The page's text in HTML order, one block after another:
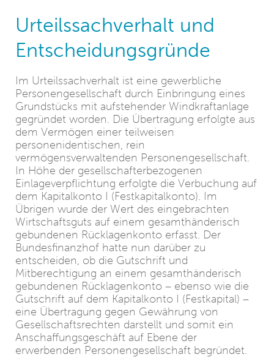
Urteilssachverhalt und
Entscheidungsgründe
Im Urteilssachverhalt ist eine gewerbliche
Personengesellschaft durch Einbringung eines
Grundstücks mit aufstehender Windkraftanlage
gegründet worden. Die Übertragung erfolgte aus
dem Vermögen einer teilweisen
personenidentischen, rein
vermögensverwaltenden Personengesellschaft.
In Höhe der gesellschafterbezogenen
Einlageverpflichtung erfolgte die Verbuchung auf
dem Kapitalkonto I (Festkapitalkonto). Im
Übrigen wurde der Wert des eingebrachten
Wirtschaftsguts auf einem gesamthänderisch
gebundenen Rücklagenkonto erfasst. Der
Bundesfinanzhof hatte nun darüber zu
entscheiden, ob die Gutschrift und
Mitberechtigung an einem gesamthänderisch
gebundenen Rücklagenkonto – ebenso wie die
Gutschrift auf dem Kapitalkonto I (Festkapital) –
eine Übertragung gegen Gewährung von
Gesellschaftsrechten darstellt und somit ein
Anschaffungsgeschäft auf Ebene der
erwerbenden Personengesellschaft begründet.